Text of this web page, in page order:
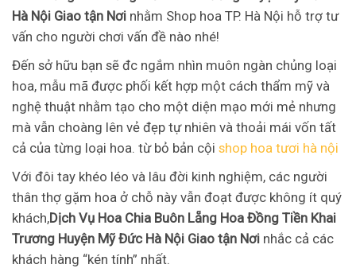
Hà Nội Giao tận Nơi nhằm Shop hoa TP. Hà Nội hỗ trợ tư
vấn cho người chơi vấn đề nào nhé!
Đến sở hữu bạn sẽ đc ngắm nhìn muôn ngàn chủng loại
hoa, mẫu mã được phối kết hợp một cách thẩm mỹ và
nghệ thuật nhằm tạo cho một diện mạo mới mẻ nhưng
mà vẫn choàng lên vẻ đẹp tự nhiên và thoải mái vốn tất
cả của từng loại hoa. từ bỏ bản cội shop hoa tươi hà nội
Với đôi tay khéo léo và lâu đời kinh nghiệm, các người
thân thợ gặm hoa ở chỗ này vẫn đoạt được không ít quý
khách,Dịch Vụ Hoa Chia Buôn Lẵng Hoa Đồng Tiền Khai
Trương Huyện Mỹ Đức Hà Nội Giao tận Nơi nhắc cả các
khách hàng “kén tính” nhất.